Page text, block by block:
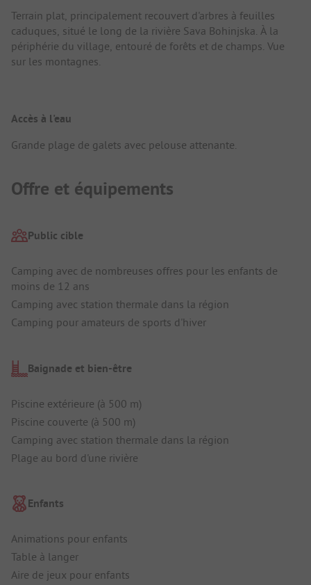
Terrain plat, principalement recouvert d'arbres à feuilles
caduques, situé le long de la rivière Sava Bohinjska. À la
périphérie du village, entouré de forêts et de champs. Vue
sur les montagnes.
Accès à l'eau
Grande plage de galets avec pelouse attenante.
Offre et équipements
Public cible
Camping avec de nombreuses offres pour les enfants de
moins de 12 ans
Camping avec station thermale dans la région
Camping pour amateurs de sports d'hiver
Baignade et bien-être
Piscine extérieure (à 500 m)
Piscine couverte (à 500 m)
Camping avec station thermale dans la région
Plage au bord d'une rivière
Enfants
Animations pour enfants
Table à langer
Aire de jeux pour enfants